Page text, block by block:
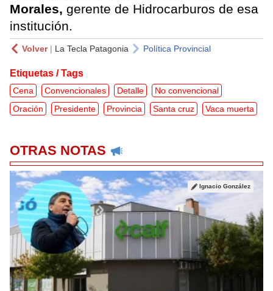
Morales, gerente de Hidrocarburos de esa
institución.
Volver| La Tecla Patagonia Política Provincial
Etiquetas / Tags
Cena Convencionales Detalle
No convencional
Oración
Presidente Provincia Santa cruz Vaca muerta
OTRAS NOTAS
Ignacio González